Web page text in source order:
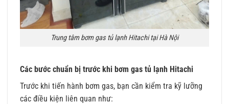
Trung tâm bơm gas tủ lạnh Hitachi tại Hà Nội
Các bước chuẩn bị trước khi bơm gas tủ lạnh Hitachi
Trước khi tiến hành bơm gas, bạn cần kiểm tra kỹ lưỡng
các điều kiện liên quan như: